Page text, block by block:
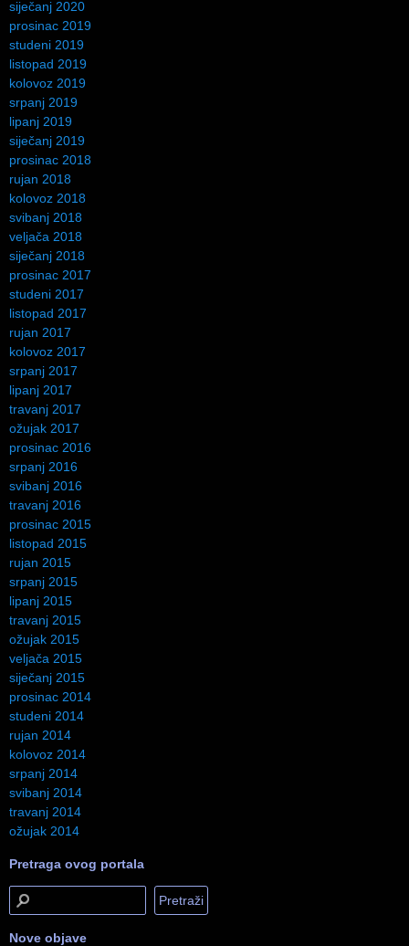
siječanj 2020
prosinac 2019
studeni 2019
listopad 2019
kolovoz 2019
srpanj 2019
lipanj 2019
siječanj 2019
prosinac 2018
rujan 2018
kolovoz 2018
svibanj 2018
veljača 2018
siječanj 2018
prosinac 2017
studeni 2017
listopad 2017
rujan 2017
kolovoz 2017
srpanj 2017
lipanj 2017
travanj 2017
ožujak 2017
prosinac 2016
srpanj 2016
svibanj 2016
travanj 2016
prosinac 2015
listopad 2015
rujan 2015
srpanj 2015
lipanj 2015
travanj 2015
ožujak 2015
veljača 2015
siječanj 2015
prosinac 2014
studeni 2014
rujan 2014
kolovoz 2014
srpanj 2014
svibanj 2014
travanj 2014
ožujak 2014
Pretraga ovog portala
Nove objave